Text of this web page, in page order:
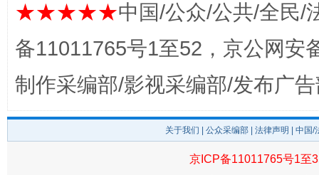
揭开“小金库”的免责幌子
★★★★★中国/公众/公共/全民/
备11011765号1至52，京公网安
制作采编部/影视采编部/发布广
关于我们 公众采编部 法律声明 | 中国
京ICP备11011765号1至